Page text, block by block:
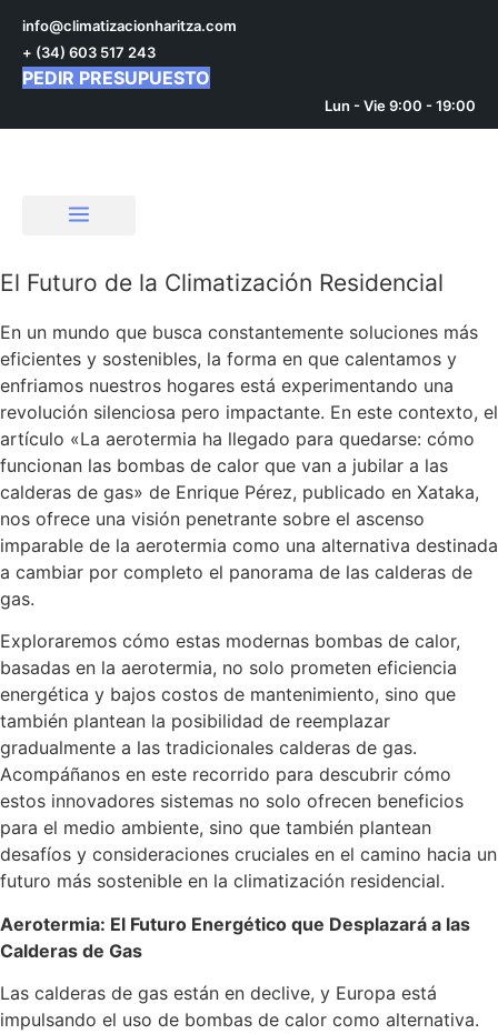
contenido
info@climatizacionharitza.com
+ (34) 603 517 243
PEDIR PRESUPUESTO
Lun - Vie 9:00 - 19:00
El Futuro de la Climatización Residencial
En un mundo que busca constantemente soluciones más
eficientes y sostenibles, la forma en que calentamos y
enfriamos nuestros hogares está experimentando una
revolución silenciosa pero impactante. En este contexto, el
artículo «La aerotermia ha llegado para quedarse: cómo
funcionan las bombas de calor que van a jubilar a las
calderas de gas» de Enrique Pérez, publicado en Xataka,
nos ofrece una visión penetrante sobre el ascenso
imparable de la aerotermia como una alternativa destinada
a cambiar por completo el panorama de las calderas de
gas.
Exploraremos cómo estas modernas bombas de calor,
basadas en la aerotermia, no solo prometen eficiencia
energética y bajos costos de mantenimiento, sino que
también plantean la posibilidad de reemplazar
gradualmente a las tradicionales calderas de gas.
Acompáñanos en este recorrido para descubrir cómo
estos innovadores sistemas no solo ofrecen beneficios
para el medio ambiente, sino que también plantean
desafíos y consideraciones cruciales en el camino hacia un
futuro más sostenible en la climatización residencial.
Aerotermia: El Futuro Energético que Desplazará a las
Calderas de Gas
Las calderas de gas están en declive, y Europa está
impulsando el uso de bombas de calor como alternativa.